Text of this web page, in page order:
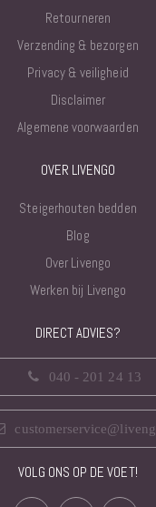
Retourneren
Verzending & bezorgen
Privacy & veiligheid
Disclaimer
Algemene voorwaarden
OVER LIVENGO
Steigerhouten bedden
Blog
Over Livengo
Werken bij Livengo
DIRECT ADVIES?
040 - 201 24 13
VOLG ONS OP DE VOET!